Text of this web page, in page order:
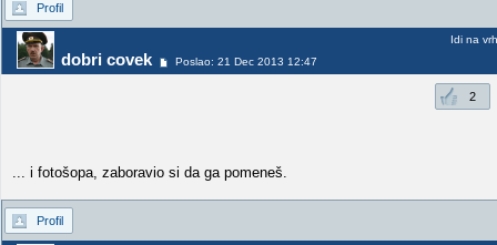
Profil
dobri covek Poslao: 21 Dec 2013 12:47
Idi na vrh
2
... i fotošopa, zaboravio si da ga pomeneš.
Profil